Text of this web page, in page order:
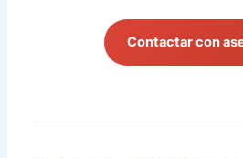
Contactar con